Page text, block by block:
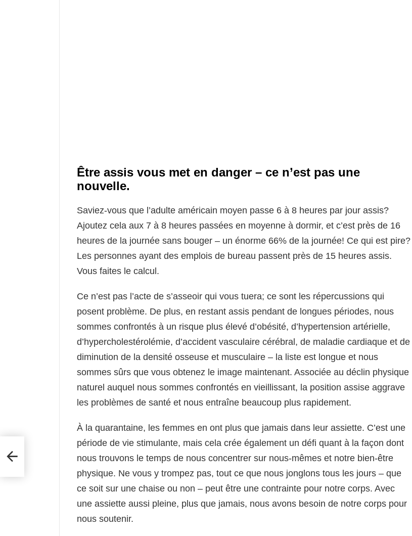
Être assis vous met en danger – ce n’est pas une
nouvelle.
Saviez-vous que l’adulte américain moyen passe 6 à 8 heures par jour assis?
Ajoutez cela aux 7 à 8 heures passées en moyenne à dormir, et c’est près de 16
heures de la journée sans bouger – un énorme 66% de la journée! Ce qui est pire?
Les personnes ayant des emplois de bureau passent près de 15 heures assis.
Vous faites le calcul.
Ce n’est pas l’acte de s’asseoir qui vous tuera; ce sont les répercussions qui
posent problème. De plus, en restant assis pendant de longues périodes, nous
sommes confrontés à un risque plus élevé d’obésité, d’hypertension artérielle,
d’hypercholestérolémie, d’accident vasculaire cérébral, de maladie cardiaque et de
diminution de la densité osseuse et musculaire – la liste est longue et nous
sommes sûrs que vous obtenez le image maintenant. Associée au déclin physique
naturel auquel nous sommes confrontés en vieillissant, la position assise aggrave
les problèmes de santé et nous entraîne beaucoup plus rapidement.
À la quarantaine, les femmes en ont plus que jamais dans leur assiette. C’est une
période de vie stimulante, mais cela crée également un défi quant à la façon dont
nous trouvons le temps de nous concentrer sur nous-mêmes et notre bien-être
physique. Ne vous y trompez pas, tout ce que nous jonglons tous les jours – que
ce soit sur une chaise ou non – peut être une contrainte pour notre corps. Avec
une assiette aussi pleine, plus que jamais, nous avons besoin de notre corps pour
nous soutenir.